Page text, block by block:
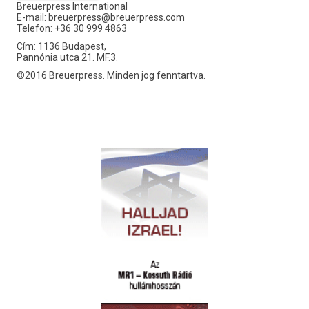
Breuerpress International
E-mail: breuerpress@breuerpress.com
Telefon: +36 30 999 4863
Cím: 1136 Budapest,
Pannónia utca 21. MF.3.
©2016 Breuerpress. Minden jog fenntartva.